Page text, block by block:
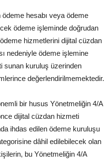
ödeme hesabı veya ödeme
ödeme işleminde doğrudan
hizmetlerini dijital cüzdan
nedeniyle ödeme işlemine
sunan kuruluş üzerinden
değerlendirilmemektedir.
bir husus Yönetmeliğin 4/A
dijital cüzdan hizmeti
ihdas edilen ödeme kuruluşu
dâhil edilebilecek olan
bu Yönetmeliğin 4/A